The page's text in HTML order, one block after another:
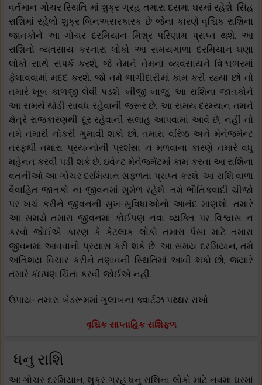
વર્તમાન ગોચર સ્થિતિ માં શુક્ર ગ્રહ તમારા દસમા ઘરમાં રહેશે. સિંહ
રાશિમાં રહેલો શુક્ર બિનઅસરકારક છે જેના કારણે વૃશ્ચિક રાશિના
જાતકોને આ ગોચર દરમિયાન મિશ્ર પરિણામ પ્રાપ્ત થશે. આ
રાશિનો વ્યવસાય કરનારા લોકો આ સમયગાળા દરમિયાન ઘણા
લોકો સાથે સંપર્ક કરશે, જે તેમને તેમના વ્યવસાયને વિશ્વભરમાં
ફેલાવવામાં મદદ કરશે. જો તમે ભાગીદારીમાં કામ કરી રહ્યા છો તો
તમારે ખૂબ કાળજી લેવી પડશે. બીજી બાજુ, આ રાશિના જાતકોને
આ સમયે થોડી સાવધ રહેવાની જરૂર છે. આ સમય દરમ્યાન તમને
ક્ષેત્રે રાજકારણથી દૂર રહેવાની સલાહ આપવામાં આવે છે, નહીં તો
તમે તમારી નોકરી ગુમાવી શકો છો. તમારા વરિષ્ઠ અને મેનેજમેન્ટ
તરફથી તમારા પ્રયત્નોની પ્રશંસા ન મળવાના કારણે તમારે વધુ
મહેનત કરવી પડી શકે છે. ઇવેન્ટ મેનેજમેંટમાં કામ કરતા આ રાશિના
વતનીઓ આ ગોચર દરમિયાન સફળતા પ્રાપ્ત કરશે. આ રાશિ વાળા
વૈવાહિત જાતકો ના જીવનમાં સુમેળ રહેશે. તમે ભૌતિકવાદી ચીજો
પર ખર્ચ કરીને જીવનની સુખ-સુવિધાઓનો આનંદ માણશો. તમારે
આ સમયે તમારા જીવનમાં કોઈપણ નવા વ્યક્તિ પર વિશ્વાસ ન
કરવો જોઈએ કારણ કે કેટલાક લોકો તમારા પૈસા માટે તમારા
જીવનમાં આવવાનો પ્રયાસ કરી શકે છે. આ સમય દરમિયાન, તમે
અતિશય વિચાર કરીને તણાવની સ્થિતિમાં આવી શકો છો, જ્યારે
તમારે કંઇપણ ચિંતા કરવી જોઈએ નહીં.
ઉપાય- તમારા બેડરૂમમાં ગુલાબના ક્વાર્ટઝ પથ્થર રાખો.
વૃશ્ચિક સાપ્તાહિક રાશિફળ
ધનુ રાશિ
આ ગોચર દરમિયાન, શુક્ર ગ્રહ ધનુ રાશિના લોકો માટે નવમા ઘરમાં